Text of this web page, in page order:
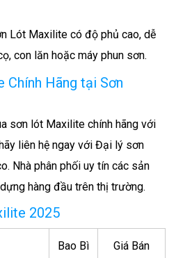
Lót Maxilite có độ phủ cao, dễ
con lăn hoặc máy phun sơn.
Chính Hãng tại Sơn
sơn lót Maxilite chính hãng với
liên hệ ngay với Đại lý sơn
Nhà phân phối uy tín các sản
hàng đầu trên thị trường.
2025
Bao Bì Giá Bán